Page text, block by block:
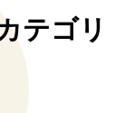
テゴリ